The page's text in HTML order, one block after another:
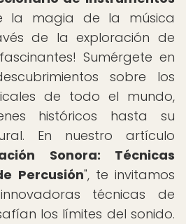
la magia de la música
de la exploración de
Sumérgete en
sobre los
de todo el mundo,
históricos hasta su
En nuestro artículo
Sonora: Técnicas
Percusión", te invitamos
técnicas de
los límites del sonido.